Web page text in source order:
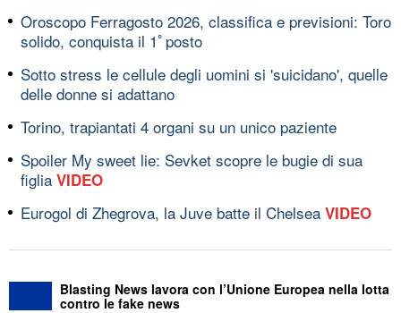
Oroscopo Ferragosto 2026, classifica e previsioni: Toro
solido, conquista il 1ﾟposto
Sotto stress le cellule degli uomini si 'suicidano', quelle
delle donne si adattano
Torino, trapiantati 4 organi su un unico paziente
Spoiler My sweet lie: Sevket scopre le bugie di sua
figlia VIDEO
Eurogol di Zhegrova, la Juve batte il Chelsea VIDEO
Blasting News lavora con l’Unione Europea nella lotta
contro le fake news